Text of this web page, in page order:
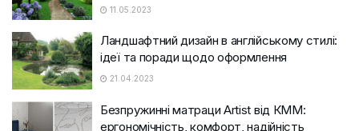
11.05.2023
Ландшафтний дизайн в англійському стилі:
ідеї та поради щодо оформлення
21.04.2023
Безпружинні матраци Artist від КММ:
ергономічність, комфорт, надійність